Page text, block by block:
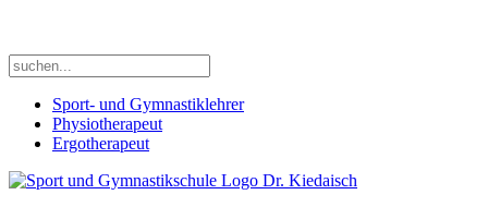
Sport- und Gymnastiklehrer
Physiotherapeut
Ergotherapeut